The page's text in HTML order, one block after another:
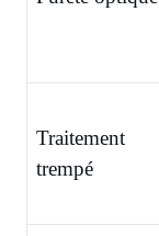
Traitement
trempé